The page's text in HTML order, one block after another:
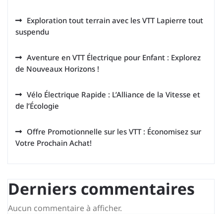
Exploration tout terrain avec les VTT Lapierre tout
suspendu
Aventure en VTT Électrique pour Enfant : Explorez
de Nouveaux Horizons !
Vélo Électrique Rapide : L’Alliance de la Vitesse et
de l’Écologie
Offre Promotionnelle sur les VTT : Économisez sur
Votre Prochain Achat!
Derniers commentaires
Aucun commentaire à afficher.